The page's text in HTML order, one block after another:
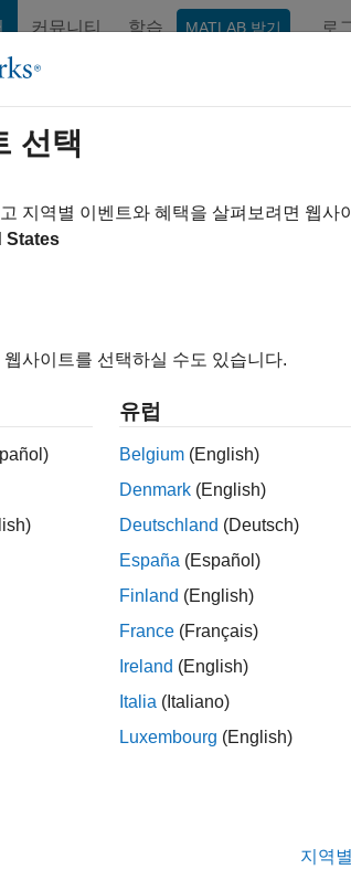
커뮤니티 학습 MATLAB 받기 로
선택
지역별 이벤트와 혜택을 살펴보려면 웹
States
사이트를 선택하실 수도 있습니다.
유럽
Belgium (English)
Denmark (English)
Deutschland (Deutsch)
España (Español)
Finland (English)
France (Français)
Ireland (English)
Italia (Italiano)
Luxembourg (English)
지역